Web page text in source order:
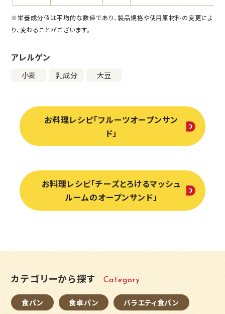
※栄養成分値は平均的な数値であり、製品規格や使用原材料の変更によ
り、変わることがございます。
アレルゲン
小麦 乳成分 大豆
お料理レシピ「フルーツオープンサン
ド」
お料理レシピ「チーズとろけるマッシュ
ルームのオープンサンド」
カテゴリーから探す Category
食パン 食卓パン バラエティ食パン